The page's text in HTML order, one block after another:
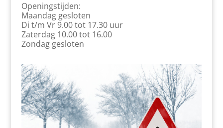
Openingstijden:
Maandag gesloten
Di t/m Vr 9.00 tot 17.30 uur
Zaterdag 10.00 tot 16.00
Zondag gesloten